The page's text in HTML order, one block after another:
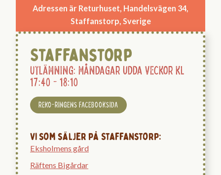
Adressen är Returhuset, Handelsvägen 34,
Staffanstorp, Sverige
Staffanstorp
Utlämning: Måndagar udda veckor kl
17:40 - 18:10
REKO-RINGENS FACEBOOKSIDA
Vi som säljer på Staffanstorp:
Eksholmens gård
Räftens Bigårdar